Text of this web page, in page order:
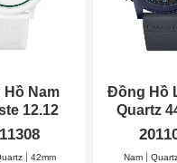
Nam
12.12
42mm
Đồng Hồ
Quartz 44.5mm
Nam